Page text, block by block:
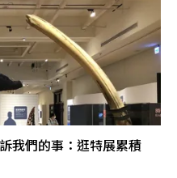
我們的事：逛特展累積